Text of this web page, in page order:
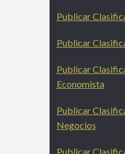
Publicar
Publicar
Publicar
Economista
Publicar
Negocios
Publicar